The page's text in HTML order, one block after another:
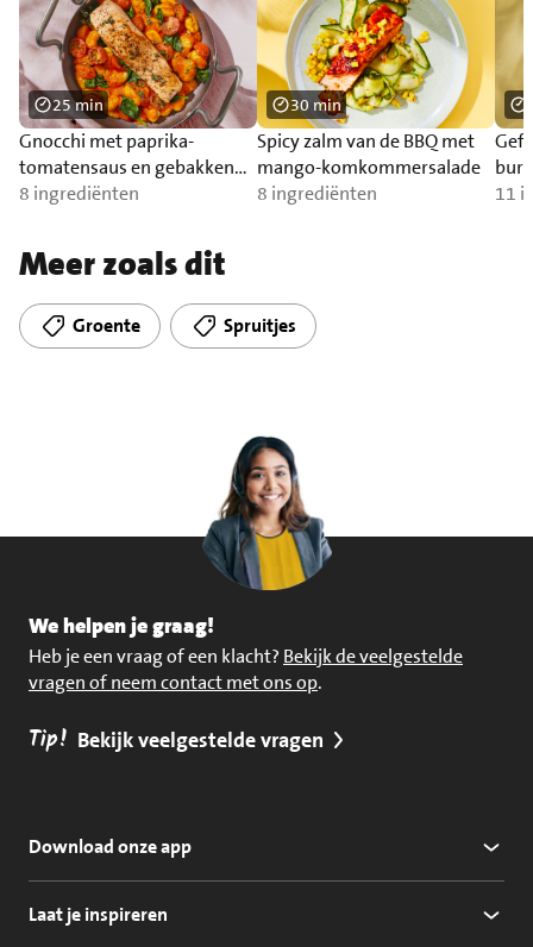
Gnocchi met paprika-
tomatensaus en gebakken
zalm
8 ingrediënten
25 min
Spicy zalm van de BBQ met
mango-komkommersalade
8 ingrediënten
30 min
11
Meer zoals dit
Groente Spruitjes
We helpen je graag!
Heb je een vraag of een klacht? Bekijk de veelgestelde
vragen of neem contact met ons op.
Tip! Bekijk veelgestelde vragen
Download onze app
Laat je inspireren